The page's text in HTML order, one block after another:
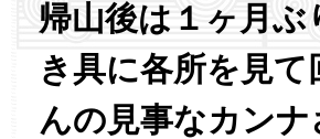
帰山後は１ヶ月
き具に各所を見
んの見事なカン